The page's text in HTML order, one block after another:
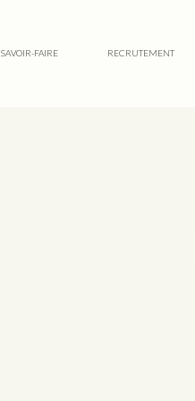
SAVOIR-FAIRE RECRUTEMENT